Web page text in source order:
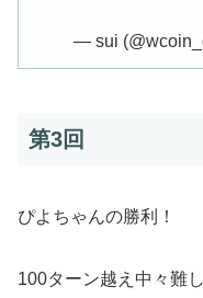
— sui
第3回
ぴよちゃんの勝利！
100ターン越え中々難